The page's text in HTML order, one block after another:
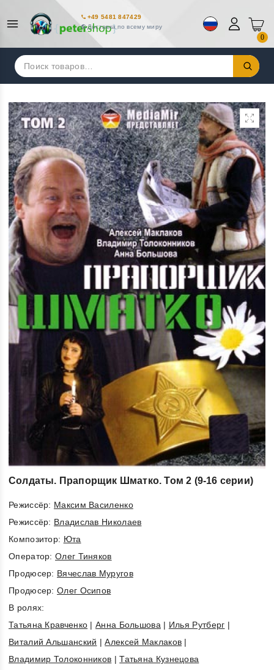
+49 5481 847429
Доставка по всему миру
0
Искать:
Солдаты. Прапорщик Шматко. Том 2 (9-16 серии)
Режиссёр: Максим Василенко
Режиссёр: Владислав Николаев
Композитор: Юта
Оператор:Олег Тиняков
Продюсер: Вячеслав Муругов
Продюсер:Олег Осипов
В ролях:
Татьяна Кравченко |Анна Большова | Илья Рутберг |
Виталий Альшанский |Алексей Маклаков |
Владимир Толоконников |Татьяна Кузнецова